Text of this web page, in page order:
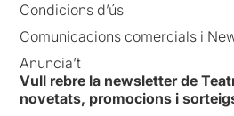
Condicions d’ús
Comunicacions comercials i
Anuncia’t
Vull rebre la newsletter de
novetats, promocions i